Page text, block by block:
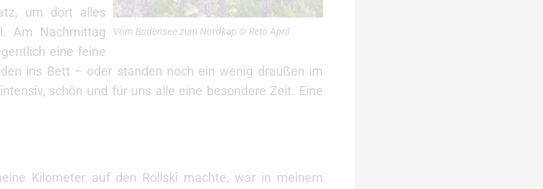
Vom Bodensee zum Nordkap © Reto April
um dort alles
Am Nachmittag
eine feine
ins Bett – oder standen noch ein wenig draußen im
schön und für uns alle eine besondere Zeit. Eine
Kilometer auf den Rollski machte, war in meinem